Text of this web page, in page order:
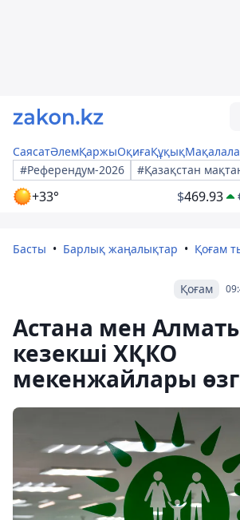
СаясатӘлемҚаржыОқиғаҚұқық
#Референдум-2026
#Қазақстан
+33° $469.93
Басты Барлық жаңалықтар Қоғам
Қоғам
Астана мен
кезекші ХҚКО
мекенжайлары